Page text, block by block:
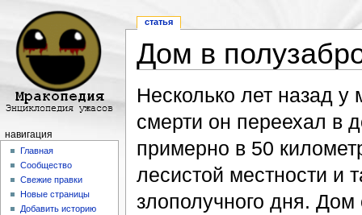
Дом в
Несколько лет назад
смерти он переехал в
примерно в 50
лесистой местности и
злополучного дня.
статья
навигация
Главная
Сообщество
Свежие правки
Новые страницы
Добавить историю